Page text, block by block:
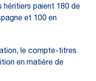
héritiers paient 180 de
et 100 en
le compte-titres
en matière de